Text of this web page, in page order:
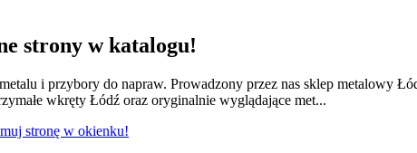
strony w katalogu!
i przybory do napraw. Prowadzony przez nas sklep metalowy
wkręty Łódź oraz oryginalnie wyglądające met...
stronę w okienku!